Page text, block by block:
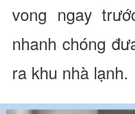
vong ngay
nhanh chóng
ra khu nhà lạnh.